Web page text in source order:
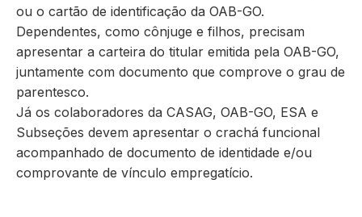
ou o cartão de identificação da OAB-GO.
Dependentes, como cônjuge e filhos, precisam
apresentar a carteira do titular emitida pela OAB-GO,
juntamente com documento que comprove o grau de
parentesco.
Já os colaboradores da CASAG, OAB-GO, ESA e
Subseções devem apresentar o crachá funcional
acompanhado de documento de identidade e/ou
comprovante de vínculo empregatício.